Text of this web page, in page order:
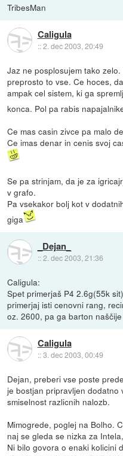
TribesMan
Caligula
::2. dec 2003, 20:49
Jaz ne posplosujem tako
preprosto to vse. Ce hoces,
ampak cel sistem, ki ga
konca. Pol pa rabis
Ce mas casin zivce pa malo
Ce imas denar in cenis svoj
Se pa strinjam, da je za
v grafo.
Pa vsekakor bolj kot v
giga
_Dejan_
::2. dec 2003, 21:36
Caligula:
Spet primerjaš P4 2.6g(55k
primerjaj isti cenovni rang,
oz. 2600, pa ga barton
Caligula
::3. dec 2003, 00:49
Dejan, preberi vse poste
je bostjan pripravljen dodatno
smiselnost razlicnih nalozb.
Mimogrede, poglej na Bolho.
naj se gleda se nizka za
Ni bilo govora o enaki kolicini